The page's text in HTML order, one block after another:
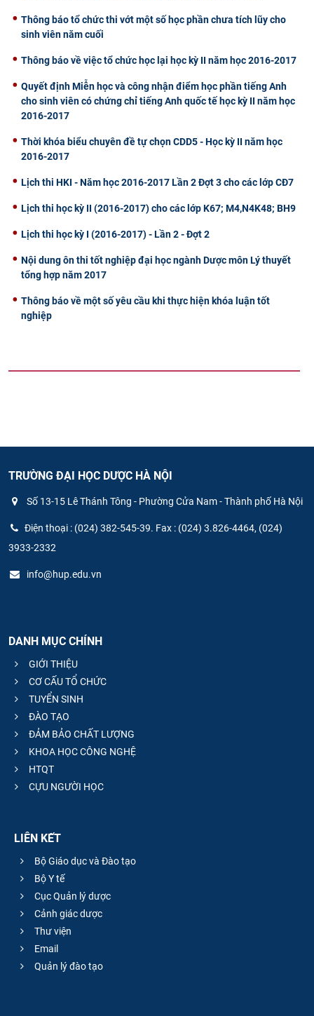
Thông báo tổ chức thi vớt một số học phần chưa tích lũy cho
sinh viên năm cuối
Thông báo về việc tổ chức học lại học kỳ II năm học 2016-2017
Quyết định Miễn học và công nhận điểm học phần tiếng Anh
cho sinh viên có chứng chỉ tiếng Anh quốc tế học kỳ II năm học
2016-2017
Thời khóa biểu chuyên đề tự chọn CDD5 - Học kỳ II năm học
2016-2017
Lịch thi HKI - Năm học 2016-2017 Lần 2 Đợt 3 cho các lớp CĐ7
Lịch thi học kỳ II (2016-2017) cho các lớp K67; M4,N4K48; BH9
Lịch thi học kỳ I (2016-2017) - Lần 2 - Đợt 2
Nội dung ôn thi tốt nghiệp đại học ngành Dược môn Lý thuyết
tổng hợp năm 2017
Thông báo về một số yêu cầu khi thực hiện khóa luận tốt
nghiệp
TRƯỜNG ĐẠI HỌC DƯỢC HÀ NỘI
Số 13-15 Lê Thánh Tông - Phường Cửa Nam - Thành phố Hà Nội
Điện thoại : (024) 382-545-39. Fax : (024) 3.826-4464, (024)
3933-2332
info@hup.edu.vn
DANH MỤC CHÍNH
GIỚI THIỆU
CƠ CẤU TỔ CHỨC
TUYỂN SINH
ĐÀO TẠO
ĐẢM BẢO CHẤT LƯỢNG
KHOA HỌC CÔNG NGHỆ
HTQT
CỰU NGƯỜI HỌC
LIÊN KẾT
Bộ Giáo dục và Đào tạo
Bộ Y tế
Cục Quản lý dược
Cảnh giác dược
Thư viện
Email
Quản lý đào tạo